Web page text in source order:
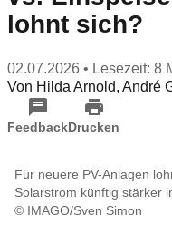
lohnt sich?
02.07.2026 • Lesezeit: 8
Von Hilda Arnold, André
FeedbackDrucken
Für neuere PV-Anlagen
Solarstrom künftig stärker
© IMAGO/Sven Simon